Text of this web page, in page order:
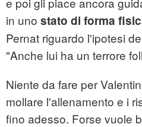
in uno stato di forma
Pernat riguardo l'ipotesi
"Anche lui ha un terrore
Niente da fare per
mollare l'allenamento e i
fino adesso. Forse vuole